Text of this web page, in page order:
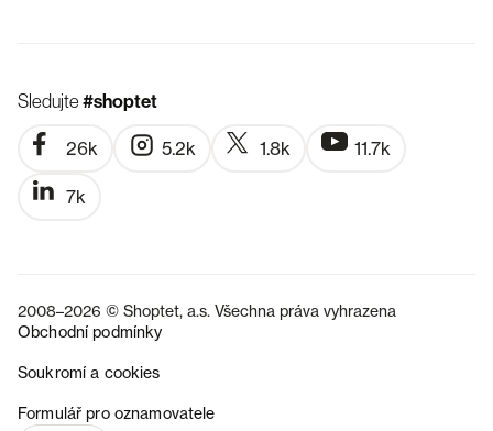
Sledujte#shoptet
26k 5.2k 1.8k 11.7k
7k
2008–2026 © Shoptet, a.s. Všechna práva vyhrazena
Obchodní podmínky
Soukromí a cookies
Formulář pro oznamovatele